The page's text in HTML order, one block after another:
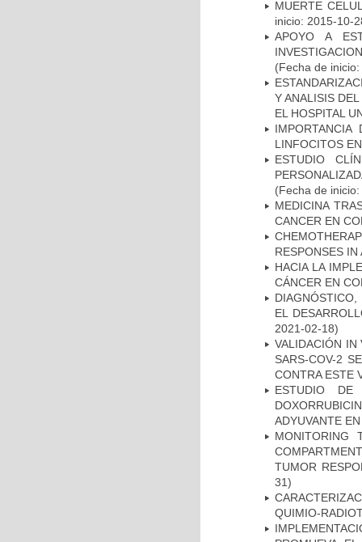
MUERTE
inicio: 2015-10-
APOYO A
(Fecha de
Y ANALISIS
EL HOSPITAL
LINFOCITOS
ESTUDIO
(Fecha de
MEDICINA
CANCER EN
RESPONSES IN
HACIA LA
CÁNCER EN
EL
2021-02-18)
VALIDACIÓN IN
SARS-COV-2
CONTRA ESTE
ESTUDIO DE
ADYUVANTE
MONITORING
TUMOR
31)
QUIMIO-